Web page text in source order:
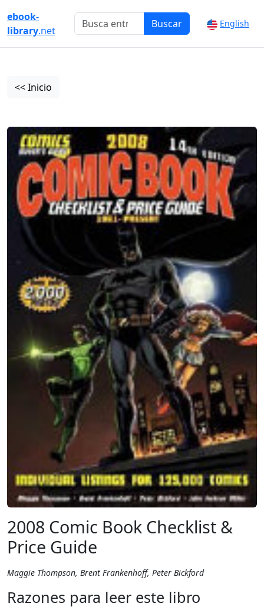
ebook-
library.net
Buscar English
<< Inicio
2008 Comic Book Checklist &
Price Guide
Maggie Thompson, Brent Frankenhoff, Peter Bickford
Razones para leer este libro